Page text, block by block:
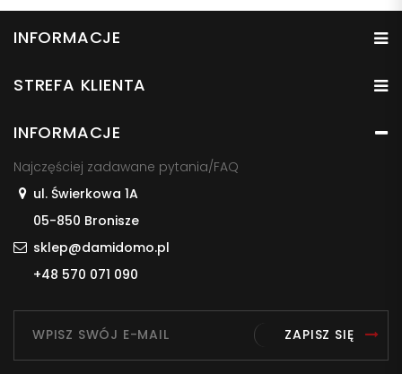
INFORMACJE
STREFA KLIENTA
INFORMACJE
Najczęściej zadawane pytania/FAQ
ul. Świerkowa 1A
05-850 Bronisze
sklep@damidomo.pl
+48 570 071 090
ZAPISZ SIĘ